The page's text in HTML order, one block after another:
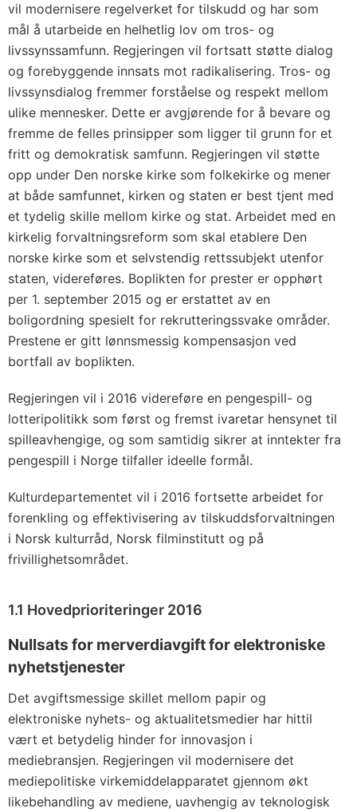
vil modernisere regelverket for tilskudd og har som
mål å utarbeide en helhetlig lov om tros- og
livssynssamfunn. Regjeringen vil fortsatt støtte dialog
og forebyggende innsats mot radikalisering. Tros- og
livssynsdialog fremmer forståelse og respekt mellom
ulike mennesker. Dette er avgjørende for å bevare og
fremme de felles prinsipper som ligger til grunn for et
fritt og demokratisk samfunn. Regjeringen vil støtte
opp under Den norske kirke som folkekirke og mener
at både samfunnet, kirken og staten er best tjent med
et tydelig skille mellom kirke og stat. Arbeidet med en
kirkelig forvaltningsreform som skal etablere Den
norske kirke som et selvstendig rettssubjekt utenfor
staten, videreføres. Boplikten for prester er opphørt
per 1. september 2015 og er erstattet av en
boligordning spesielt for rekrutteringssvake områder.
Prestene er gitt lønnsmessig kompensasjon ved
bortfall av boplikten.
Regjeringen vil i 2016 videreføre en pengespill- og
lotteripolitikk som først og fremst ivaretar hensynet til
spilleavhengige, og som samtidig sikrer at inntekter fra
pengespill i Norge tilfaller ideelle formål.
Kulturdepartementet vil i 2016 fortsette arbeidet for
forenkling og effektivisering av tilskuddsforvaltningen
i Norsk kulturråd, Norsk filminstitutt og på
frivillighetsområdet.
1.1 Hovedprioriteringer 2016
Nullsats for merverdiavgift for elektroniske
nyhetstjenester
Det avgiftsmessige skillet mellom papir og
elektroniske nyhets- og aktualitetsmedier har hittil
vært et betydelig hinder for innovasjon i
mediebransjen. Regjeringen vil modernisere det
mediepolitiske virkemiddelapparatet gjennom økt
likebehandling av mediene, uavhengig av teknologisk